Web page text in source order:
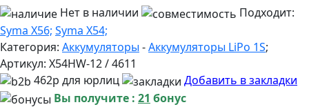
Нет в наличии
Подходит:
Syma X56; Syma X54;
Категория: Аккумуляторы -Аккумуляторы LiPo 1S;
Артикул: X54HW-12 / 4611
462р для юрлиц
Добавить в закладки
Вы получите : 21 бонус